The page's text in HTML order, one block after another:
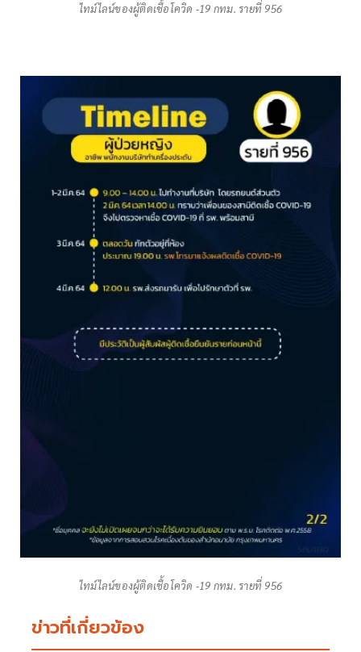
ไทม์ไลน์ของผู้ติดเชื้อโควิด -19 กทม. รายที่ 956
ไทม์ไลน์ของผู้ติดเชื้อโควิด -19 กทม. รายที่ 956
ข่าวที่เกี่ยวข้อง